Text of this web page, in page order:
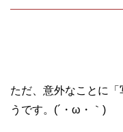
ただ、意外なことに
うです。(´・ω・｀)